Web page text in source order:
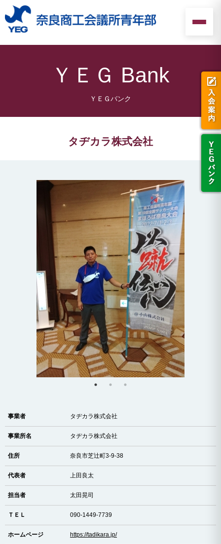
ＹＥＧ Bank
タヂカラ株式会社
事業者 タヂカラ株式会社
事業所名 タヂカラ株式会社
住所 奈良市芝辻町3-9-38
代表者 上田良太
担当者 太田晃司
ＴＥＬ 090-1449-7739
ホームページ https://tadikara.jp/